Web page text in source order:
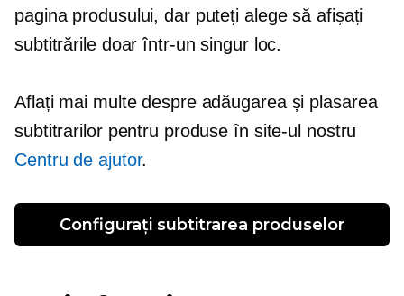
pagina produsului, dar puteți alege să afișați
subtitrările doar într-un singur loc.
Aflați mai multe despre adăugarea și plasarea
subtitrarilor pentru produse în site-ul nostru
Centru de ajutor.
Configurați subtitrarea produselor